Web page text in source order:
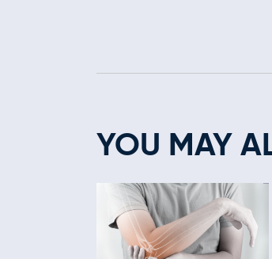
YOU MAY